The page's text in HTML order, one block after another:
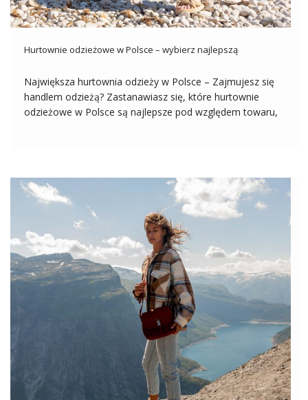
Hurtownie odzieżowe w Polsce – wybierz najlepszą
Największa hurtownia odzieży w Polsce – Zajmujesz się
handlem odzieżą? Zastanawiasz się, które hurtownie
odzieżowe w Polsce są najlepsze pod względem towaru,